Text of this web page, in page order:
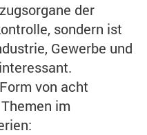
der
sondern ist
Gewerbe und
von acht
im